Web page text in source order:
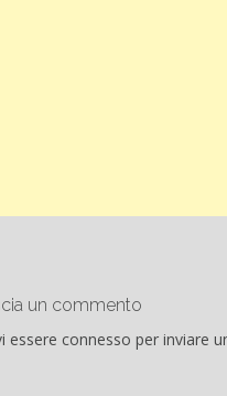
un commento
essere connesso per inviare